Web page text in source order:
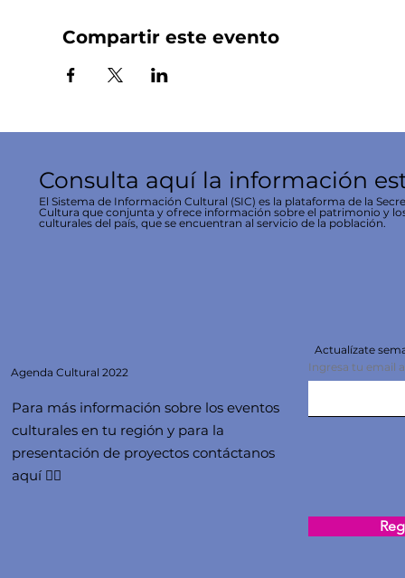
Compartir este evento
Consulta aquí la información
El Sistema de Información Cultural (SIC) es la plataforma de la
Cultura que conjunta y ofrece información sobre el patrimonio y
culturales del país, que se encuentran al servicio de la población.
Agenda Cultural 2022
Para más información sobre los eventos
culturales en tu región y para la
presentación de proyectos contáctanos
aquí 👇🏻
Actualízate
Ingresa tu email